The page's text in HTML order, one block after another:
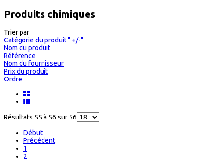
Produits chimiques
Trier par
Catégorie du produit " +/-"
Nom du produit
Référence
Nom du fournisseur
Prix du produit
Ordre
Résultats 55 à 56 sur 56
Début
Précédent
1
2